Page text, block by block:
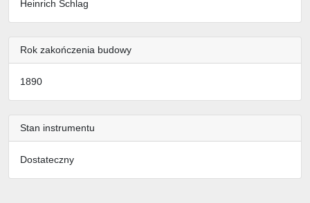
Heinrich Schlag
Rok zakończenia budowy
1890
Stan instrumentu
Dostateczny